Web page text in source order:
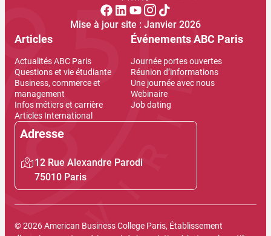
Mise à jour site : Janvier 2026
Articles
Actualités ABC Paris
Questions et vie étudiante
Business, commerce et
management
Infos métiers et carrière
Articles International
Événements ABC Paris
Journée portes ouvertes
Réunion d’informations
Une journée avec nous
Webinaire
Job dating
Adresse
12 Rue Alexandre Parodi
75010 Paris
© 2026 American Business College Paris, Établissement